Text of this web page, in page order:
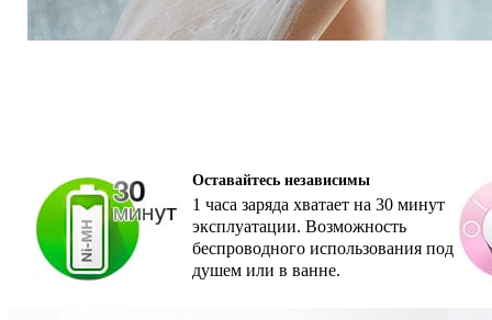
Оставайтесь независимы
1 часа заряда хватает на 30 минут
эксплуатации. Возможность
беспроводного использования под
душем или в ванне.